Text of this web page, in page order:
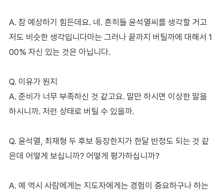
A. 참 예상하기 힘든데요. 네. 흔히들 윤석열씨를 생각할 거고
저도 비슷한 생각입니다마는 그러나 끝까지 버틸까에 대해서 1
00% 자신 있는 것은 아닙니다.
Q. 이유가 뭔지
A. 준비가 너무 부족하신 것 같고요. 말만 하시면 이상한 말을
하시니까. 저런 상태로 버틸 수 있을까.
Q. 윤석열, 최재형 두 후보 등장한지가 한달 반정도 되는 것 같
은데 어떻게 보십니까? 어떻게 평가하십니까?
A. 예 역시 사람에게는 지도자에게는 경험이 중요하구나 하는